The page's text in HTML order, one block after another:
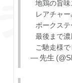
地鶏の旨
レアチャー
ポークス
最後まで濃
ご馳走様で
— 先生